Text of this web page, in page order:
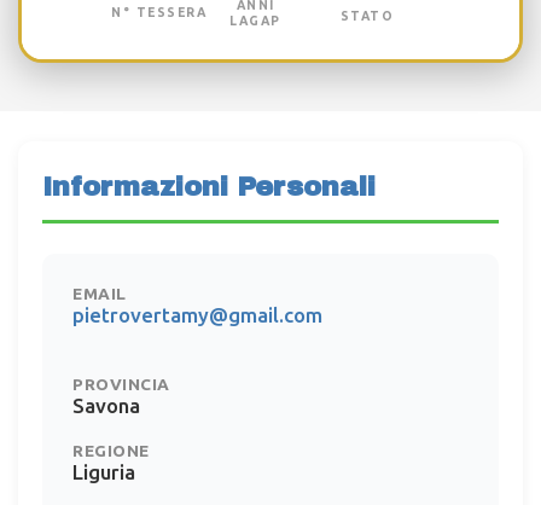
N° TESSERA
ANNI
LAGAP
STATO
Informazioni Personali
EMAIL
pietrovertamy@gmail.com
PROVINCIA
Savona
REGIONE
Liguria